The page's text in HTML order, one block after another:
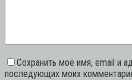
Сохранить моё имя, email и
последующих моих